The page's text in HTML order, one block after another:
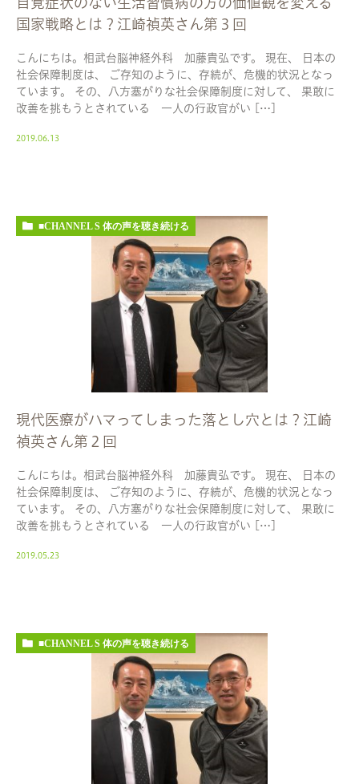
国家戦略とは？江崎禎英さん第３回
こんにちは。相武台脳神経外科 加藤貴弘です。 現在、 日本の
社会保障制度は、 ご存知のように、存続が、危機的状況となっ
ています。 その、八方塞がりな社会保障制度に対して、 果敢に
改善を挑もうとされている 一人の行政官がい […]
2019.06.13
■CHANNEL S 体の声を聴き続ける
現代医療がハマってしまった落とし穴とは？江崎
禎英さん第２回
こんにちは。相武台脳神経外科 加藤貴弘です。 現在、 日本の
社会保障制度は、 ご存知のように、存続が、危機的状況となっ
ています。 その、八方塞がりな社会保障制度に対して、 果敢に
改善を挑もうとされている 一人の行政官がい […]
2019.05.23
■CHANNEL S 体の声を聴き続ける